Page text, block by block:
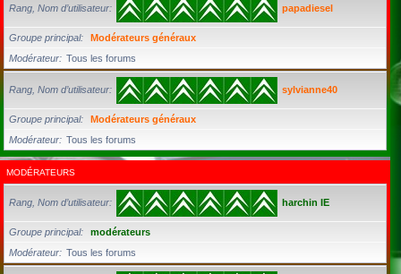
Rang, Nom d’utilisateur papadiesel
Groupe principal
Modérateurs généraux
Modérateur
Tous les forums
Rang, Nom d’utilisateur sylvianne40
Groupe principal
Modérateurs généraux
Modérateur
Tous les forums
MODÉRATEURS
Rang, Nom d’utilisateur harchin IE
Groupe principal
modérateurs
Modérateur
Tous les forums